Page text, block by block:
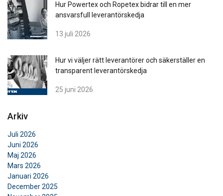
Hur Powertex och Ropetex bidrar till en mer
ansvarsfull leverantörskedja
13 juli 2026
Hur vi väljer rätt leverantörer och säkerställer en
transparent leverantörskedja
25 juni 2026
Arkiv
Juli 2026
Juni 2026
Maj 2026
Mars 2026
Januari 2026
December 2025